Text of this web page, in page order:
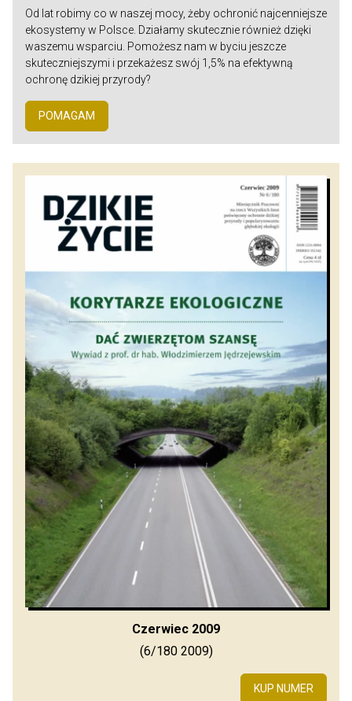
Od lat robimy co w naszej mocy, żeby ochronić najcenniejsze
ekosystemy w Polsce. Działamy skutecznie również dzięki
waszemu wsparciu. Pomożesz nam w byciu jeszcze
skuteczniejszymi i przekażesz swój 1,5% na efektywną
ochronę dzikiej przyrody?
POMAGAM
Czerwiec 2009
(6/180 2009)
KUP NUMER